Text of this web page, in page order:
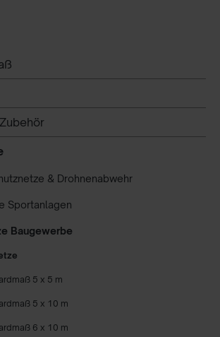
& Drohnenabwehr
Sportanlagen
Baugewerbe
5 x 5 m
5 x 10 m
6 x 10 m